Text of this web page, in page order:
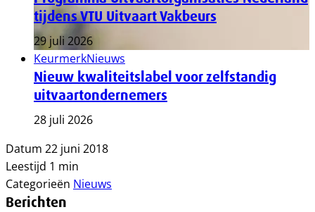
tijdens VTU Uitvaart Vakbeurs
29 juli 2026
KeurmerkNieuws
Nieuw kwaliteitslabel voor zelfstandig
uitvaartondernemers
28 juli 2026
Datum 22 juni 2018
Leestijd 1 min
Categorieën Nieuws
Berichten